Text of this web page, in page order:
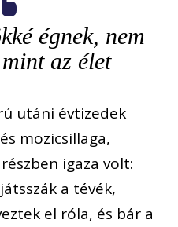
égnek, nem
az élet
utáni évtizedek
mozicsillaga,
igaza volt:
a tévék,
el róla, és bár a